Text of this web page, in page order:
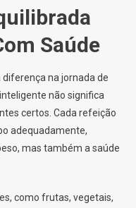
Saúde
na jornada de
não significa
certos. Cada refeição
adequadamente,
mas também a saúde
como frutas, vegetais,